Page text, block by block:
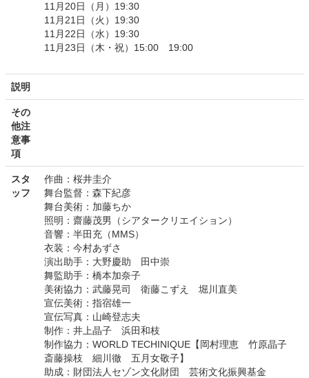
11月20日（月）19:30
11月21日（火）19:30
11月22日（水）19:30
11月23日（木・祝）15:00 19:00
説明
その
他注
意事
項
スタ
ッフ
作曲：桜井圭介
舞台監督：森下紀彦
舞台美術：加藤ちか
照明：齋藤茂男（シアタークリエイション）
音響：半田充（MMS）
衣装：今村あずさ
演出助手：大野慶助 田中崇
舞監助手：橋本加奈子
美術協力：武藤晃司 衛藤こずえ 堀川直美
宣伝美術：指宿雄一
宣伝写真：山崎登志夫
制作：井上晶子 浜田和枝
制作協力：WORLD TECHINIQUE【岡村理恵 竹原晶子
斎藤操枝 細川徹 五月女敬子】
助成：財団法人セゾン文化財団 芸術文化振興基金